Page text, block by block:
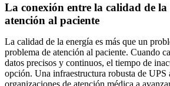
La conexión entre la calidad de la
atención al paciente
La calidad de la energía es más que un
problema de atención al paciente. Cuando
datos precisos y continuos, el tiempo de
opción. Una infraestructura robusta de UPS
organizaciones de atención médica a